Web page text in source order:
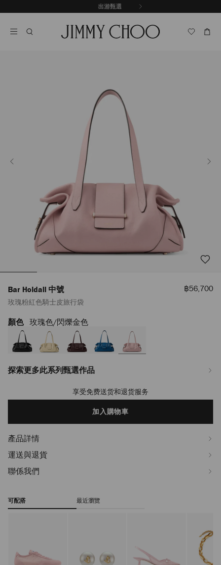
至
探索新品
出游甄選
Bar Holdall 中號
玫瑰粉紅色騎士皮旅行袋
優
฿56,700
https://www.jimmychoo.com/th/hy_TH/%E5%A5%B3%E5%A3%AB/
holdall-
%E4%B8%AD%E8%99%9F/
J000182496001.html
顏色 玫瑰色/閃爍金色
探索更多此系列甄選作品
to
享受免费送货和退货服务
加入購物車
產品詳情
運送與退貨
聯係我們
可配搭 最近瀏覽